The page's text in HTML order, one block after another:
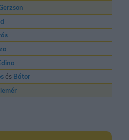
Gerzson
és Bátor